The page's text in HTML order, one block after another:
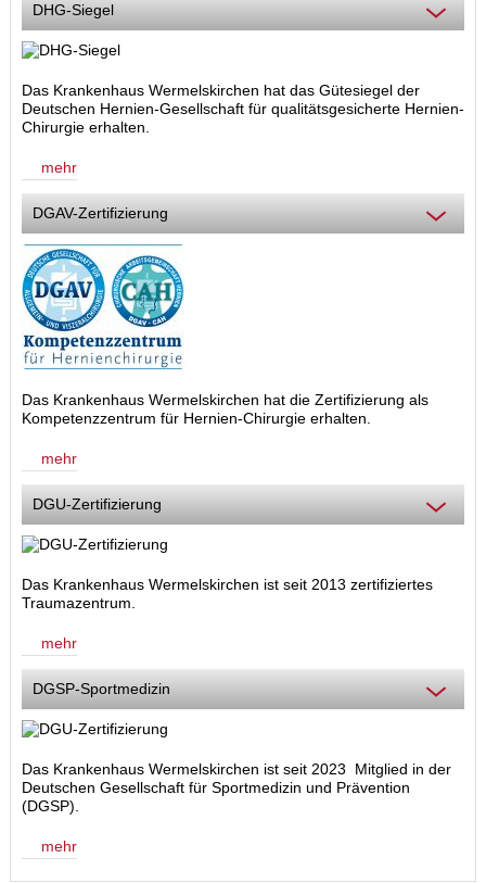
DHG-Siegel
Das Krankenhaus Wermelskirchen hat das Gütesiegel der
Deutschen Hernien-Gesellschaft für qualitätsgesicherte Hernien-
Chirurgie erhalten.
mehr
DGAV-Zertifizierung
Das Krankenhaus Wermelskirchen hat die Zertifizierung als
Kompetenzzentrum für Hernien-Chirurgie erhalten.
mehr
DGU-Zertifizierung
Das Krankenhaus Wermelskirchen ist seit 2013 zertifiziertes
Traumazentrum.
mehr
DGSP-Sportmedizin
Das Krankenhaus Wermelskirchen ist seit 2023 Mitglied in der
Deutschen Gesellschaft für Sportmedizin und Prävention
(DGSP).
mehr